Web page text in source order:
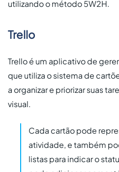
utilizando o método 5W2H.
Trello
Trello é um aplicativo de
que utiliza o sistema de
a organizar e priorizar suas
visual.
Cada cartão pode
atividade, e também
listas para indicar o